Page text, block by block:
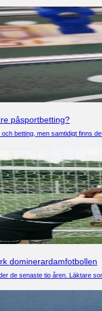
påsportbetting?
betting, men samtidigt finns
dominerardamfotbollen
de senaste tio åren. Läktare